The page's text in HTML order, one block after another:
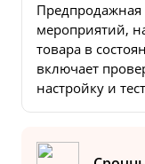
Предпродажная
мероприятий,
товара в
включает
настройку и